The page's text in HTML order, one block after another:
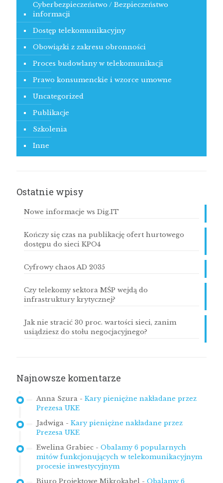
Cyberbezpieczeństwo / Bezpieczeństwo
informacji
Dostęp telekomunikacyjny
Obowiązki z zakresu obronności
Proces budowlany w telekomunikacji
Prawo konsumenckie i wzorce umowne
Uncategorized
Publikacje
Szkolenia
Inne
Ostatnie wpisy
Nowe informacje ws Dig.IT
Kończy się czas na publikację ofert hurtowego
dostępu do sieci KPO4
Cyfrowy chaos AD 2035
Czy telekomy sektora MŚP wejdą do
infrastruktury krytycznej?
Jak nie stracić 30 proc. wartości sieci, zanim
usiądziesz do stołu negocjacyjnego?
Najnowsze komentarze
Anna Szura - Kary pieniężne nakładane przez
Prezesa UKE
Jadwiga - Kary pieniężne nakładane przez
Prezesa UKE
Ewelina Grabiec - Obalamy 6 popularnych
mitów funkcjonujących w telekomunikacyjnym
procesie inwestycyjnym
Biuro Projektowe Mikrokabel - Obalamy 6